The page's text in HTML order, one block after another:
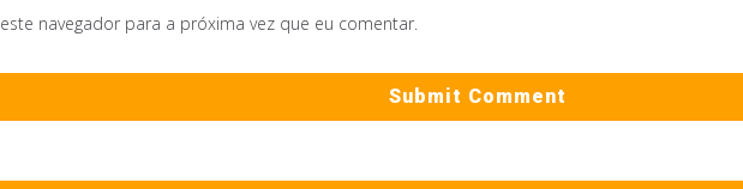
navegador para a próxima vez que eu comentar.